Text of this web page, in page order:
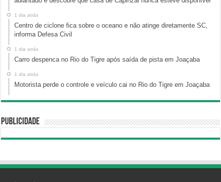
1 dia atrás
Centro de ciclone fica sobre o oceano e não atinge diretamente SC,
informa Defesa Civil
1 dia atrás
Carro despenca no Rio do Tigre após saída de pista em Joaçaba
1 dia atrás
Motorista perde o controle e veículo cai no Rio do Tigre em Joaçaba
Publicidade